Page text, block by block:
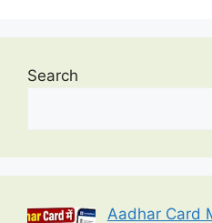
Search
Aadhar Card